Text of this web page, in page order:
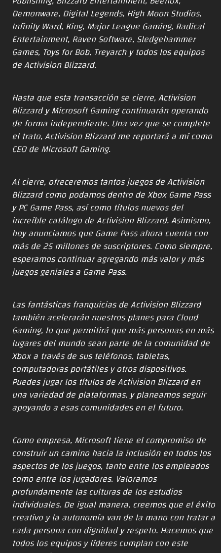
Demonware, Digital Legends, High Moon Studios,
Infinity Ward, King, Major League Gaming, Radical
Entertainment, Raven Software, Sledgehammer
Games, Toys for Bob, Treyarch y todos los equipos
de Activision Blizzard.
Hasta que esta transacción se cierre, Activision
Blizzard y Microsoft Gaming continuarán operando
de forma independiente. Una vez que se complete
el trato, Activision Blizzard me reportará a mí como
CEO de Microsoft Gaming.
Al cierre, ofreceremos tantos juegos de Activision
Blizzard como podamos dentro de Xbox Game Pass
y PC Game Pass, así como títulos nuevos del
increíble catálogo de Activision Blizzard. Asimismo,
hoy anunciamos que Game Pass ahora cuenta con
más de 25 millones de suscriptores. Como siempre,
esperamos continuar agregando más valor y más
juegos geniales a Game Pass.
Las fantásticas franquicias de Activision Blizzard
también acelerarán nuestros planes para Cloud
Gaming, lo que permitirá que más personas en más
lugares del mundo sean parte de la comunidad de
Xbox a través de sus teléfonos, tabletas,
computadoras portátiles y otros dispositivos.
Puedes jugar los títulos de Activision Blizzard en
una variedad de plataformas, y planeamos seguir
apoyando a esas comunidades en el futuro.
Como empresa, Microsoft tiene el compromiso de
construir un camino hacia la inclusión en todos los
aspectos de los juegos, tanto entre los empleados
como entre los jugadores. Valoramos
profundamente las culturas de los estudios
individuales. De igual manera, creemos que el éxito
creativo y la autonomía van de la mano con tratar a
cada persona con dignidad y respeto. Hacemos que
todos los equipos y líderes cumplan con este